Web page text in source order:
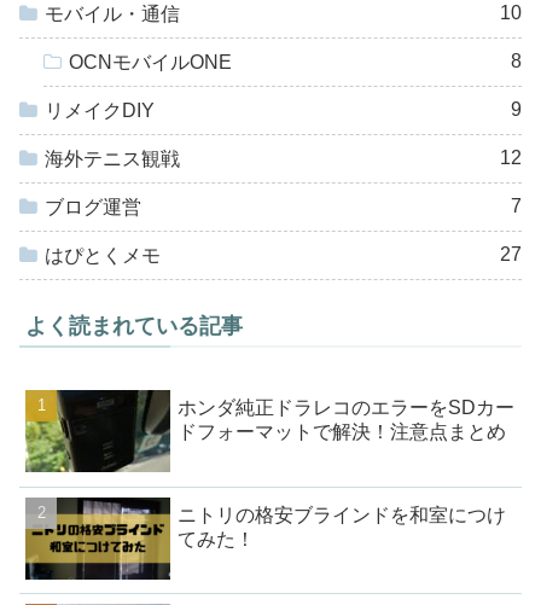
モバイル・通信 10
OCNモバイルONE 8
リメイクDIY 9
海外テニス観戦 12
ブログ運営 7
はぴとくメモ 27
よく読まれている記事
ホンダ純正ドラレコのエラーをSDカー
ドフォーマットで解決！注意点まとめ
ニトリの格安ブラインドを和室につけ
てみた！